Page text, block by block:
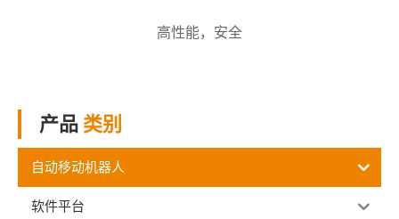
高性能，安全
产品类别
自动移动机器人
软件平台